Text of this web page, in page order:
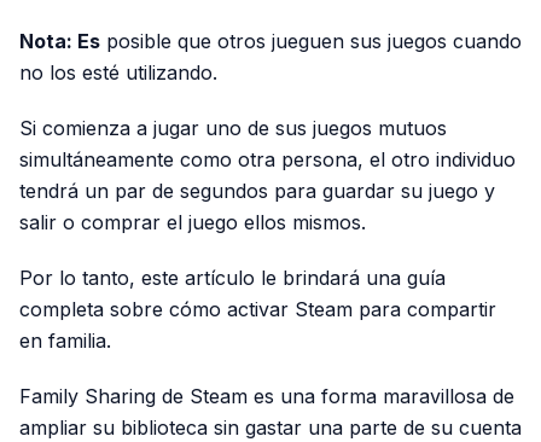
Nota: Es posible que otros jueguen sus juegos cuando
no los esté utilizando.
Si comienza a jugar uno de sus juegos mutuos
simultáneamente como otra persona, el otro individuo
tendrá un par de segundos para guardar su juego y
salir o comprar el juego ellos mismos.
Por lo tanto, este artículo le brindará una guía
completa sobre cómo activar Steam para compartir
en familia.
Family Sharing de Steam es una forma maravillosa de
ampliar su biblioteca sin gastar una parte de su cuenta